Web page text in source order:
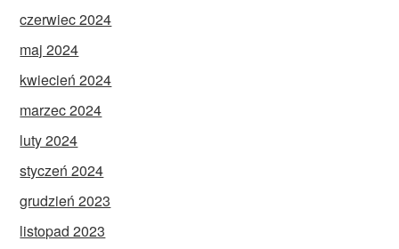
czerwiec 2024
maj 2024
kwiecień 2024
marzec 2024
luty 2024
styczeń 2024
grudzień 2023
listopad 2023